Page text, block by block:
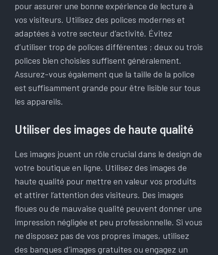
pour assurer une bonne expérience de lecture à
vos visiteurs. Utilisez des polices modernes et
adaptées à votre secteur d’activité. Évitez
d’utiliser trop de polices différentes ; deux ou trois
polices bien choisies suffisent généralement.
Assurez-vous également que la taille de la police
est suffisamment grande pour être lisible sur tous
les appareils.
Utiliser des images de haute qualité
Les images jouent un rôle crucial dans le design de
votre boutique en ligne. Utilisez des images de
haute qualité pour mettre en valeur vos produits
et attirer l’attention des visiteurs. Des images
floues ou de mauvaise qualité peuvent donner une
impression négligée et peu professionnelle. Si vous
ne disposez pas de vos propres images, utilisez
des banques d’images gratuites ou engagez un